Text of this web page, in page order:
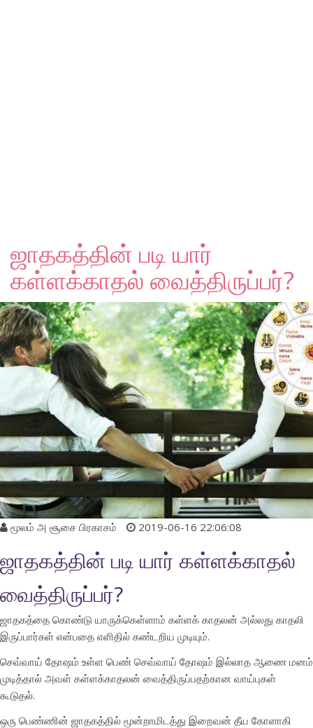
ஜாதகத்தின் படி யார்
கள்ளக்காதல் வைத்திருப்பர்?
மூலம் அ சூசை பிரகாசம் 2019-06-16 22:06:08
ஜாதகத்தின் படி யார் கள்ளக்காதல்
வைத்திருப்பர்?
ஜாதகத்தை கொண்டு யாருக்கெள்ளாம் கள்ளக் காதலன் அல்லது காதலி
இருப்பார்கள் என்பதை எளிதில் கண்டறிய முடியும்.
செவ்வாய் தோஷம் உள்ள பெண் செவ்வாய் தோஷம் இல்லாத ஆணை மனம்
முடித்தால் அவள் கள்ளக்காதலன் வைத்திருப்பதற்கான வாய்புகள்
கூடுதல்.
ஒரு பெண்ணின் ஜாதகத்தில் மூன்றாமிடத்து இறைவன் தீய கோளாகி